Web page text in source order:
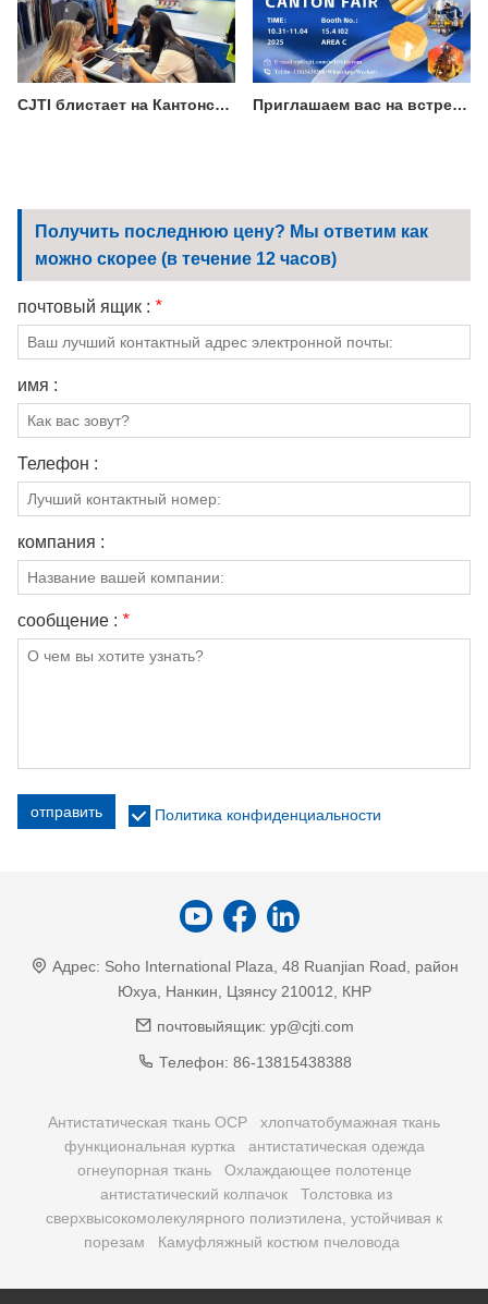
CJTI блистает на Кантонской ярмарке: функциональные ткани привлекают внимание технологичным дизайном Приглашаем вас на встречу с лучшими традициями: посетите CJTI на 138-й Кантонской ярмарке
Получить последнюю цену? Мы ответим как
можно скорее (в течение 12 часов)
почтовый ящик : *
имя :
Телефон :
компания :
сообщение : *
отправить Политика конфиденциальности
Адрес: Soho International Plaza, 48 Ruanjian Road, район
Юхуа, Нанкин, Цзянсу 210012, КНР
почтовыйящик: yp@cjti.com
Телефон: 86-13815438388
Антистатическая ткань ОСР
хлопчатобумажная ткань
функциональная куртка
антистатическая одежда
огнеупорная ткань
Охлаждающее полотенце
антистатический колпачок
Толстовка из
сверхвысокомолекулярного полиэтилена, устойчивая к
порезам
Камуфляжный костюм пчеловода